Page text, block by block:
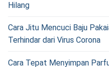
Hilang
Cara Jitu Mencuci Baju
Terhindar dari Virus Corona
Cara Tepat Menyimpan